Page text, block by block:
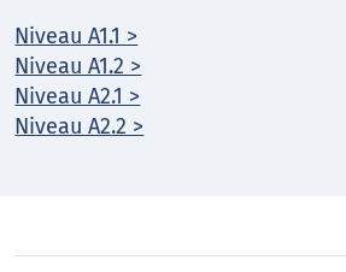
Niveau A1.1 >
Niveau A1.2 >
Niveau A2.1 >
Niveau A2.2 >